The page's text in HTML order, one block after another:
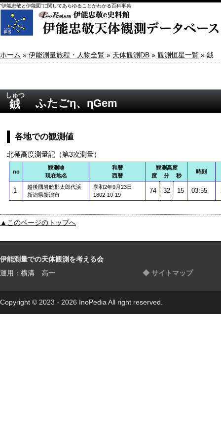
“伊能忠敬と伊能図”に関してあらゆることがわかる百科事典
ホーム » 伊能測量旅程・人物全覧 » 天体観測DB » 観測恒星一覧 » 銊
銊
しゅつ
ふたごη、ηGem
各地での観測値
北極高度測量記（第3次測量）
no
観測地
現在地名
和暦
西暦
観測高度
度 分 秒
時刻
1
越後國岩舩郡太郎代浜
新潟県新潟市
享和2年9月23日
1802-10-19
74 32 15 03:55
▲このページのトップへ
伊能測量での天体観測を考える会
運用：横溝 高一
◆ サイトマップ
Copyright © 2023 - 2026 InoPedia All right reserved.